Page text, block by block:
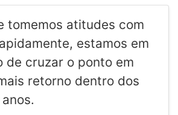
tomemos atitudes com
estamos em
de cruzar o ponto em
retorno dentro dos